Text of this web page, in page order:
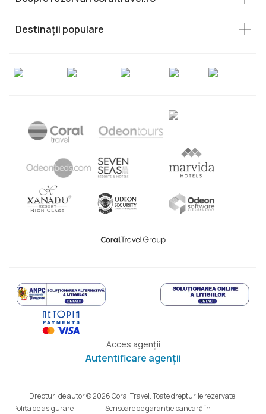
Destinații populare
Acces agenții
Autentificare agenții
Drepturi de autor © 2026 Coral Travel. Toate drepturile rezervate.
Polița de asigurare
Scrisoare de garanție bancară în